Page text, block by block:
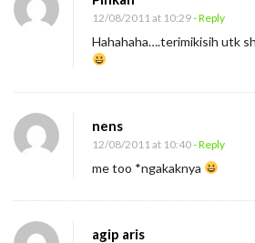
12/08/2011 at 10:29- Reply
Hahahaha….terimikisih utk
nens
12/08/2011 at 10:40- Reply
me too *ngakaknya
agip aris